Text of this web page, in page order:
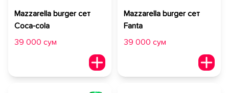
Mazzarella burger сет
Coca-cola
39 000 сум
Mazzarella burger сет
Fanta
39 000 сум